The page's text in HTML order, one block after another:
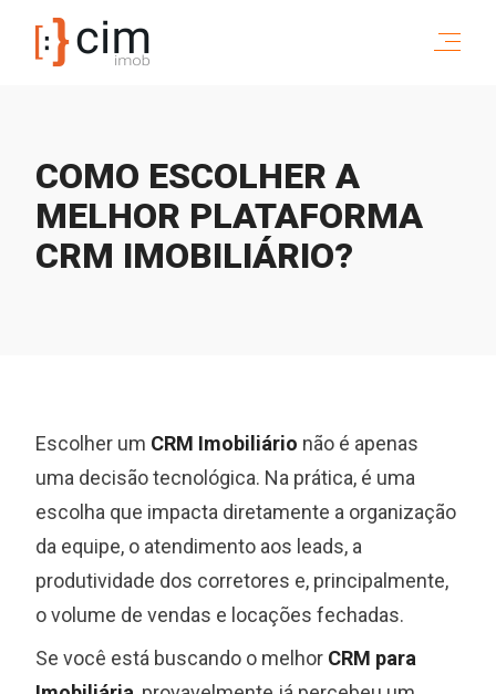
COMO ESCOLHER A
MELHOR PLATAFORMA
CRM IMOBILIÁRIO?
Escolher um CRM Imobiliário não é apenas
uma decisão tecnológica. Na prática, é uma
escolha que impacta diretamente a organização
da equipe, o atendimento aos leads, a
produtividade dos corretores e, principalmente,
o volume de vendas e locações fechadas.
Se você está buscando o melhor CRM para